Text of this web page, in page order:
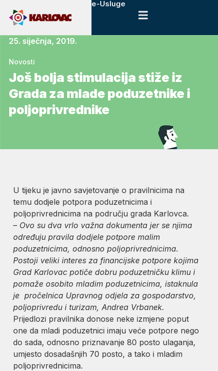
e-Usluge
25. siječnja, 2019.
Novosti
Još bolja stimulacija stiže iz
Grada za mlade poduzetnike i
poljoprivrednike
U tijeku je javno savjetovanje o pravilnicima na
temu dodjele potpora poduzetnicima i
poljoprivrednicima na području grada Karlovca.
– Ovo su dva vrlo važna dokumenta jer se njima
određuju pravila dodjele potpore malim
poduzetnicima, odnosno poljoprivrednicima.
Postoji veliki interes za financijske potpore kojima
Grad Karlovac potiče dobru poduzetničku klimu i
pomaže osobito mladim poduzetnicima, istaknula
je pročelnica Upravnog odjela za gospodarstvo,
poljoprivredu i turizam, Andrea Vrbanek.
Prijedlozi pravilnika donose neke izmjene poput
one da mladi poduzetnici imaju veće potpore nego
do sada, odnosno priznavanje 80 posto ulaganja,
umjesto dosadašnjih 70 posto, a tako i mladim
poljoprivrednicima.